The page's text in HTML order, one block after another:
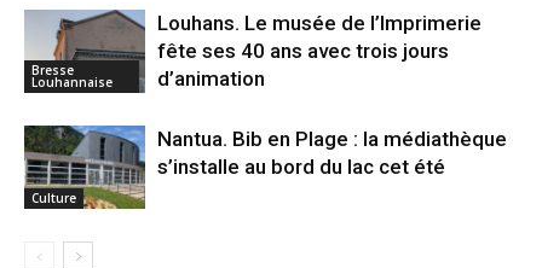
Bresse
Louhannaise
Louhans. Le musée de l’Imprimerie
fête ses 40 ans avec trois jours
d’animation
Culture
Nantua. Bib en Plage : la médiathèque
s’installe au bord du lac cet été